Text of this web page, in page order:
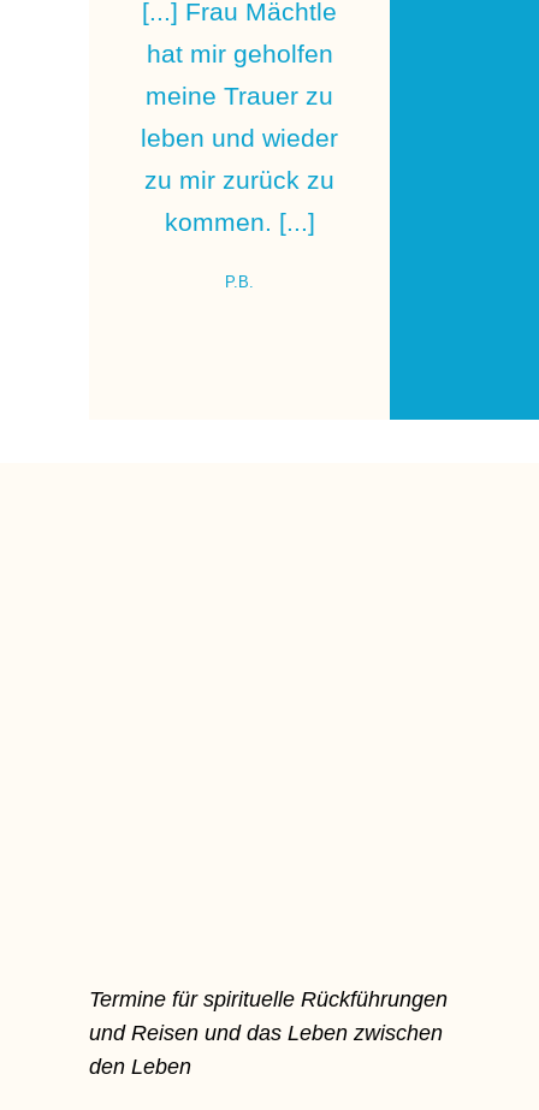
[...] Frau Mächtle
hat mir geholfen
meine Trauer zu
leben und wieder
zu mir zurück zu
kommen. [...]
P.B.
Termine für spirituelle Rückführungen
und Reisen und das Leben zwischen
den Leben